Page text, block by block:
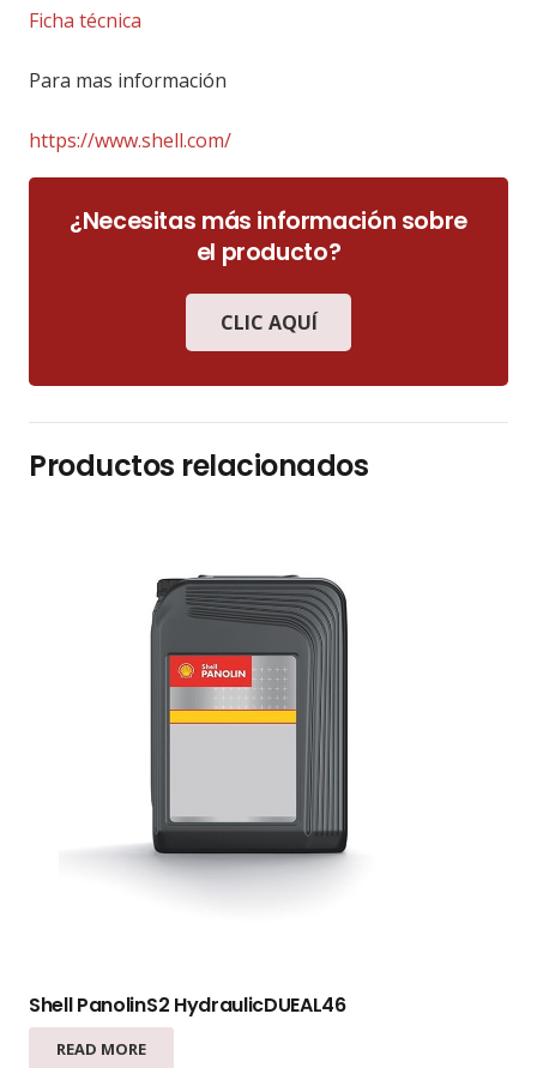
Ficha técnica
Para mas información
https://www.shell.com/
¿Necesitas más información sobre
el producto?
CLIC AQUÍ
Productos relacionados
Shell PanolinS2 HydraulicDUEAL46
READ MORE